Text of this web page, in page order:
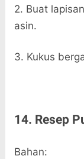
2. Buat
asin.
3. Kukus
14. Resep
Bahan: